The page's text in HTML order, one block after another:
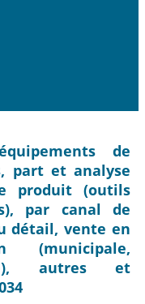
de
part et analyse
produit (outils
par canal de
détail, vente en
(municipale,
autres et